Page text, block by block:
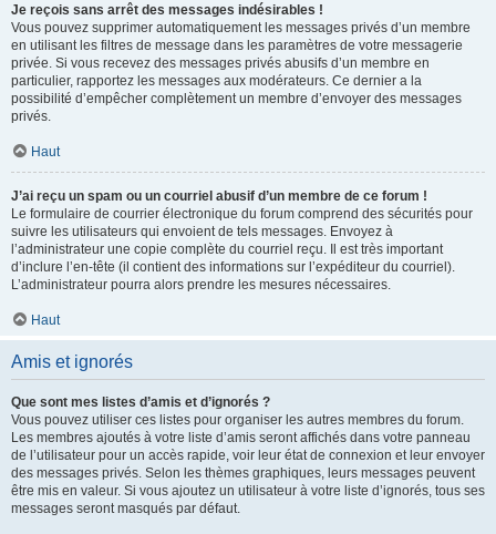
Je reçois sans arrêt des messages indésirables !
Vous pouvez supprimer automatiquement les messages privés d’un membre
en utilisant les filtres de message dans les paramètres de votre messagerie
privée. Si vous recevez des messages privés abusifs d’un membre en
particulier, rapportez les messages aux modérateurs. Ce dernier a la
possibilité d’empêcher complètement un membre d’envoyer des messages
privés.
Haut
J’ai reçu un spam ou un courriel abusif d’un membre de ce forum !
Le formulaire de courrier électronique du forum comprend des sécurités pour
suivre les utilisateurs qui envoient de tels messages. Envoyez à
l’administrateur une copie complète du courriel reçu. Il est très important
d’inclure l’en-tête (il contient des informations sur l’expéditeur du courriel).
L’administrateur pourra alors prendre les mesures nécessaires.
Haut
Amis et ignorés
Que sont mes listes d’amis et d’ignorés ?
Vous pouvez utiliser ces listes pour organiser les autres membres du forum.
Les membres ajoutés à votre liste d’amis seront affichés dans votre panneau
de l’utilisateur pour un accès rapide, voir leur état de connexion et leur envoyer
des messages privés. Selon les thèmes graphiques, leurs messages peuvent
être mis en valeur. Si vous ajoutez un utilisateur à votre liste d’ignorés, tous ses
messages seront masqués par défaut.